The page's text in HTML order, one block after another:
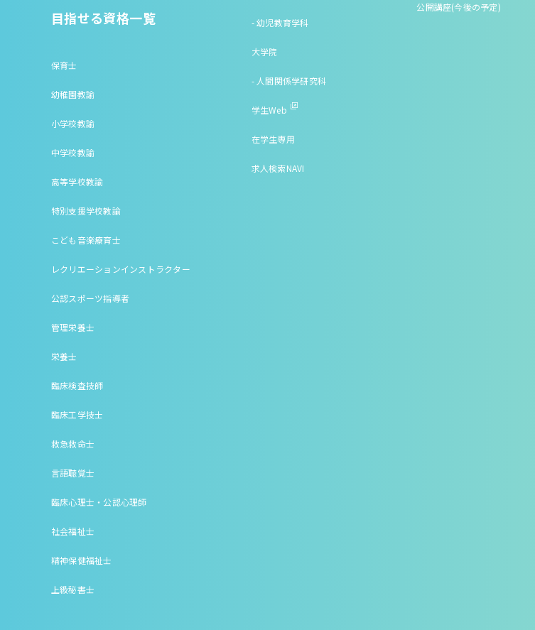
目指せる資格一覧
保育士
幼稚園教諭
小学校教諭
中学校教諭
高等学校教諭
特別支援学校教諭
こども音楽療育士
レクリエーションインストラクター
公認スポーツ指導者
管理栄養士
栄養士
臨床検査技師
臨床工学技士
救急救命士
言語聴覚士
臨床心理士・公認心理師
社会福祉士
精神保健福祉士
上級秘書士
- 幼児教育学科
大学院
- 人間関係学研究科
学生Web
在学生専用
求人検索NAVI
公開講座(今後の予定)